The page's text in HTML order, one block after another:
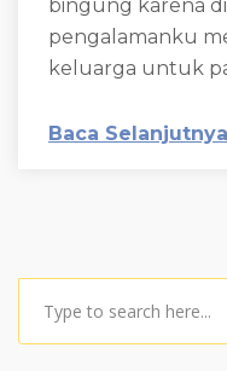
bingung karena
pengalamanku
keluarga untuk
Baca